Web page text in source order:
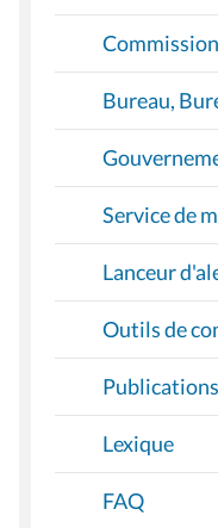
Bureau,
Service de
Lanceur
Outils de
Publications
Lexique
FAQ